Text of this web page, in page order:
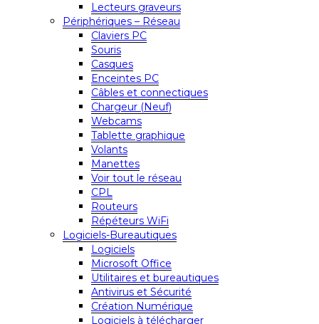
Lecteurs graveurs
Périphériques – Réseau
Claviers PC
Souris
Casques
Enceintes PC
Câbles et connectiques
Chargeur (Neuf)
Webcams
Tablette graphique
Volants
Manettes
Voir tout le réseau
CPL
Routeurs
Répéteurs WiFi
Logiciels-Bureautiques
Logiciels
Microsoft Office
Utilitaires et bureautiques
Antivirus et Sécurité
Création Numérique
Logiciels à télécharger